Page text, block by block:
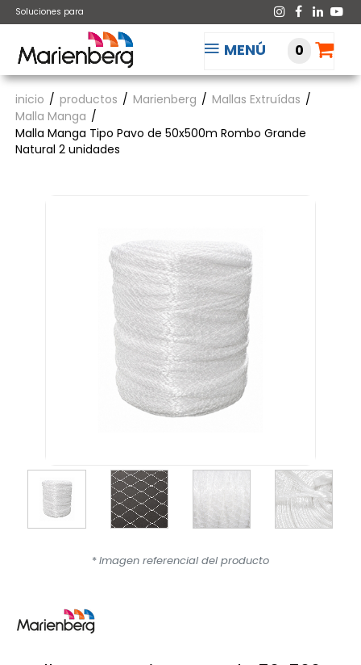
Soluciones para
MENÚ 0
inicio productos Marienberg
Mallas Extruídas
Malla Manga
Malla Manga Tipo Pavo de 50x500m Rombo Grande
Natural 2 unidades
*Imagen referencial del producto